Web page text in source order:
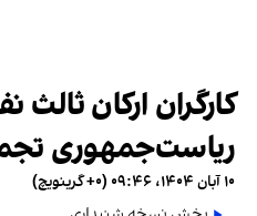
کارگران ارکان ثالث
ریاست‌جمهوری
۱۰ آبان ۱۴۰۴، ۰۹:۴۶ (‎+۰ گرینویچ)